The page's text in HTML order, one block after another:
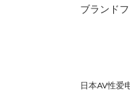
ブランド
日本AV性爱